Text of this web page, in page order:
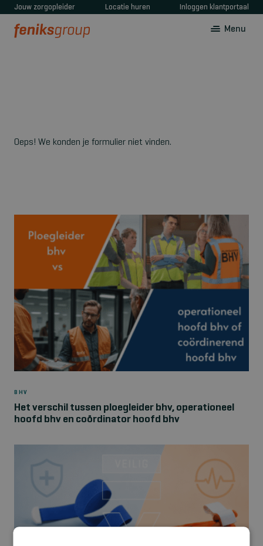
Jouw zorgopleider Locatie huren Inloggen klantportaal
Menu
Oeps! We konden je formulier niet vinden.
BHV
Het verschil tussen ploegleider bhv, operationeel
hoofd bhv en coördinator hoofd bhv